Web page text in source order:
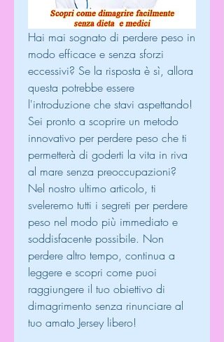
Hai mai sognato di perdere peso in
modo efficace e senza sforzi
eccessivi? Se la risposta è sì, allora
questa potrebbe essere
l'introduzione che stavi aspettando!
Sei pronto a scoprire un metodo
innovativo per perdere peso che ti
permetterà di goderti la vita in riva
al mare senza preoccupazioni?
Nel nostro ultimo articolo, ti
sveleremo tutti i segreti per perdere
peso nel modo più immediato e
soddisfacente possibile. Non
perdere altro tempo, continua a
leggere e scopri come puoi
raggiungere il tuo obiettivo di
dimagrimento senza rinunciare al
tuo amato Jersey libero!